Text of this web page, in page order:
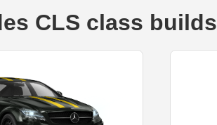
CLS class builds